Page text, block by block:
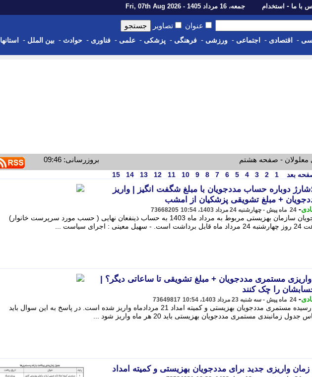
با ما - استخدام جمعه، 16 مرداد 1405 - Fri, 07th Aug 2026
عنوان تصاویر
- اقتصادی - اجتماعی - ورزشی - فرهنگی - پزشکی - علمی - فناوری - حوادث - بین الملل - استانها
معلولان - صفحه هشتم بروزرسانی: 09:46
بعد 1
2
3
4
5
6
7
8
9
10
11
12
13
14
15
دوباره حساب مددجویان با مبلغ شگفت انگیز | واریز
+ مبلغ تشویقی پزشکیان از امشب
- 24 ماه پیش - چهارشنبه 24 مرداد 1403، 10:54 73668205
مستمری مددجویان سازمان بهزیستی مربوط به مرداد ماه 1403 به حساب ذینفعان نهایی ( حسب مورد سرپرست خانوار)
سیاست ...
واریزی مستمری مددجویان + مبلغ تشویقی تا ساعاتی دیگر؟ |
را چک کنند
- 24 ماه پیش - سه شنبه 23 مرداد 1403، 10:54 73649817
طبق خبر های رسیده مستمری مددجویان بهزیستی و کمیته امداد 21 مردادماه واریز شده است. در پاسخ به این سوال باید
زمانبندی مستمری مددجویان بهزیستی باید 20 هر ماه واریز شود ...
واریزی جدید برای مددجویان بهزیستی و کمیته امداد